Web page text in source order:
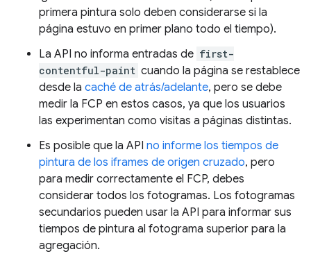
primera pintura solo deben considerarse si la
página estuvo en primer plano todo el tiempo).
La API no informa entradas de first-
contentful-paint cuando la página se restablece
desde la caché de atrás/adelante, pero se debe
medir la FCP en estos casos, ya que los usuarios
las experimentan como visitas a páginas distintas.
Es posible que la API no informe los tiempos de
pintura de los iframes de origen cruzado, pero
para medir correctamente el FCP, debes
considerar todos los fotogramas. Los fotogramas
secundarios pueden usar la API para informar sus
tiempos de pintura al fotograma superior para la
agregación.